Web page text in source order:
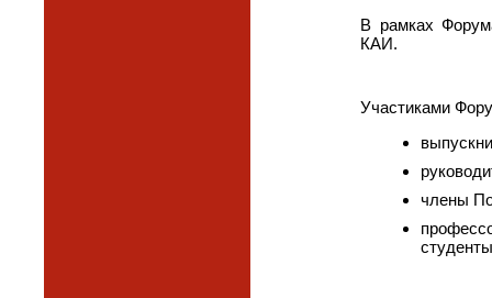
В рамках
КАИ.
Участиками
члены